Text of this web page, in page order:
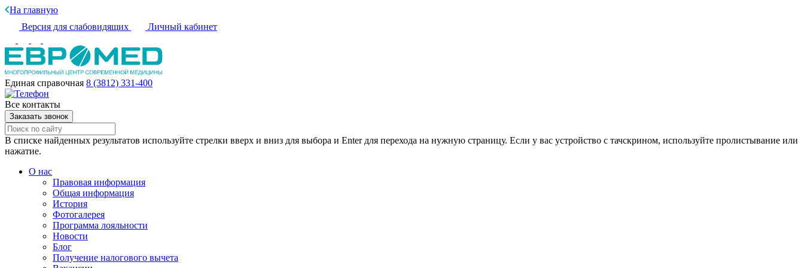
На главную
Версия для слабовидящих
Личный кабинет
Единая справочная 8 (3812) 331-400
Все контакты
Заказать звонок
В списке найденных результатов используйте стрелки вверх и вниз для выбора и Enter для перехода на нужную страницу. Если у вас устройство с тачскрином, используйте пролистывание или
нажатие.
О нас
Правовая информация
Общая информация
История
Фотогалерея
Программа лояльности
Новости
Блог
Получение налогового вычета